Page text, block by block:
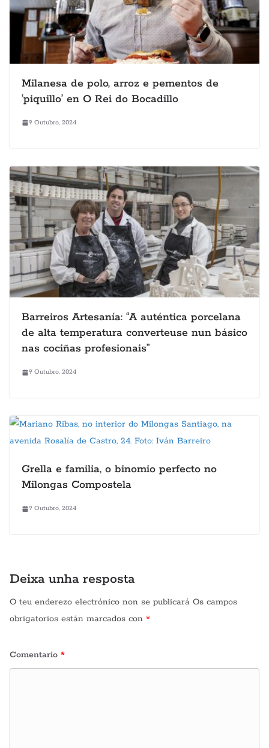
Milanesa de polo, arroz e pementos de
‘piquillo’ en O Rei do Bocadillo
9 Outubro, 2024
Barreiros Artesanía: “A auténtica porcelana
de alta temperatura converteuse nun básico
nas cociñas profesionais”
9 Outubro, 2024
Grella e familia, o binomio perfecto no
Milongas Compostela
9 Outubro, 2024
Deixa unha resposta
O teu enderezo electrónico non se publicará Os campos
obrigatorios están marcados con *
Comentario *